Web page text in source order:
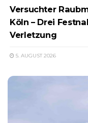
Versuchter
Köln – Drei
Verletzung
5. AUGUST 2026